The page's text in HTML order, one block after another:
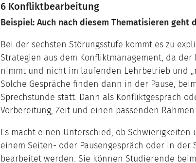
6 Konfliktbearbeitung
Beispiel: Auch nach diesem Thematisieren geht
Bei der sechsten Störungsstufe kommt es zu
Strategien aus dem Konfliktmanagement, da
nimmt und nicht im laufenden Lehrbetrieb und
Solche Gespräche finden dann in der Pause,
Sprechstunde statt. Dann als Konfliktgespräch
Vorbereitung, Zeit und einen passenden
Es macht einen Unterschied, ob Schwierigkeiten
einem Seiten- oder Pausengespräch oder in der
bearbeitet werden. Sie können Studierende